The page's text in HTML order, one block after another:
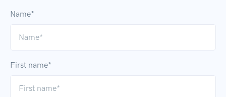
Name*
First name*